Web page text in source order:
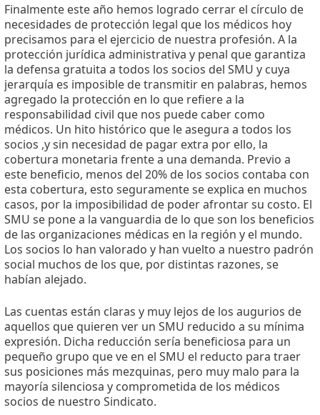
Finalmente este año hemos logrado cerrar el círculo de
necesidades de protección legal que los médicos hoy
precisamos para el ejercicio de nuestra profesión. A la
protección jurídica administrativa y penal que garantiza
la defensa gratuita a todos los socios del SMU y cuya
jerarquía es imposible de transmitir en palabras, hemos
agregado la protección en lo que refiere a la
responsabilidad civil que nos puede caber como
médicos. Un hito histórico que le asegura a todos los
socios ,y sin necesidad de pagar extra por ello, la
cobertura monetaria frente a una demanda. Previo a
este beneficio, menos del 20% de los socios contaba con
esta cobertura, esto seguramente se explica en muchos
casos, por la imposibilidad de poder afrontar su costo. El
SMU se pone a la vanguardia de lo que son los beneficios
de las organizaciones médicas en la región y el mundo.
Los socios lo han valorado y han vuelto a nuestro padrón
social muchos de los que, por distintas razones, se
habían alejado.
Las cuentas están claras y muy lejos de los augurios de
aquellos que quieren ver un SMU reducido a su mínima
expresión. Dicha reducción sería beneficiosa para un
pequeño grupo que ve en el SMU el reducto para traer
sus posiciones más mezquinas, pero muy malo para la
mayoría silenciosa y comprometida de los médicos
socios de nuestro Sindicato.